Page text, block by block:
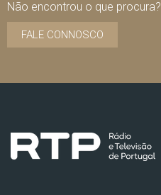
Não encontrou o que procura?
FALE CONNOSCO